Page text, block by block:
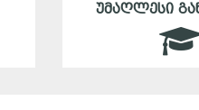
ᲣᲛᲐᲦᲚᲔᲡᲘ